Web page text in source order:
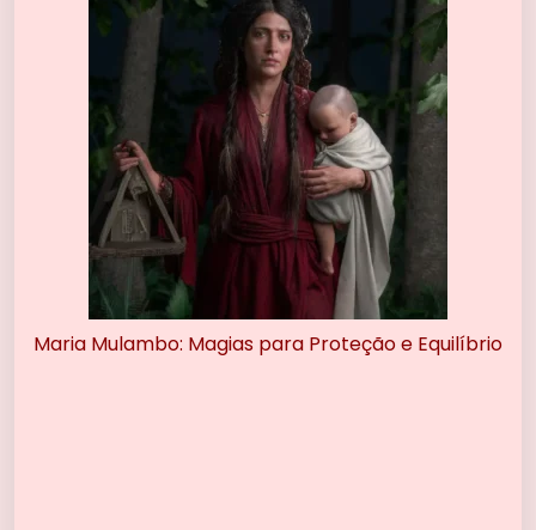
Maria Mulambo: Magias para Proteção e Equilíbrio